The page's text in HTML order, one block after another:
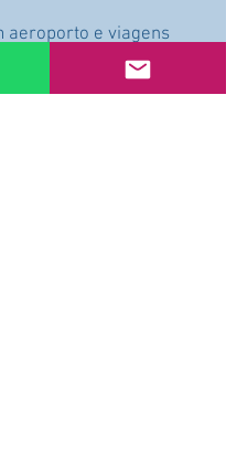
aeroporto e viagens
hotel com motoristas
em carros modernos